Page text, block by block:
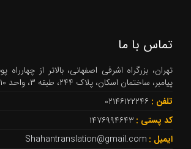
تماس با ما
تهران، بزرگراه اشرفی اصفهانی، بالاتر از
پیامبر، ساختمان اسکان، پلاک ۲۴۴، طبقه ۳، واحد ۱۰
تلفن : ۰۲۱۴۶۱۲۲۲۴۶
کد پستی : ۱۴۷۶۹۹۴۶۴۳
ایمیل : Shahantranslation@gmail.com